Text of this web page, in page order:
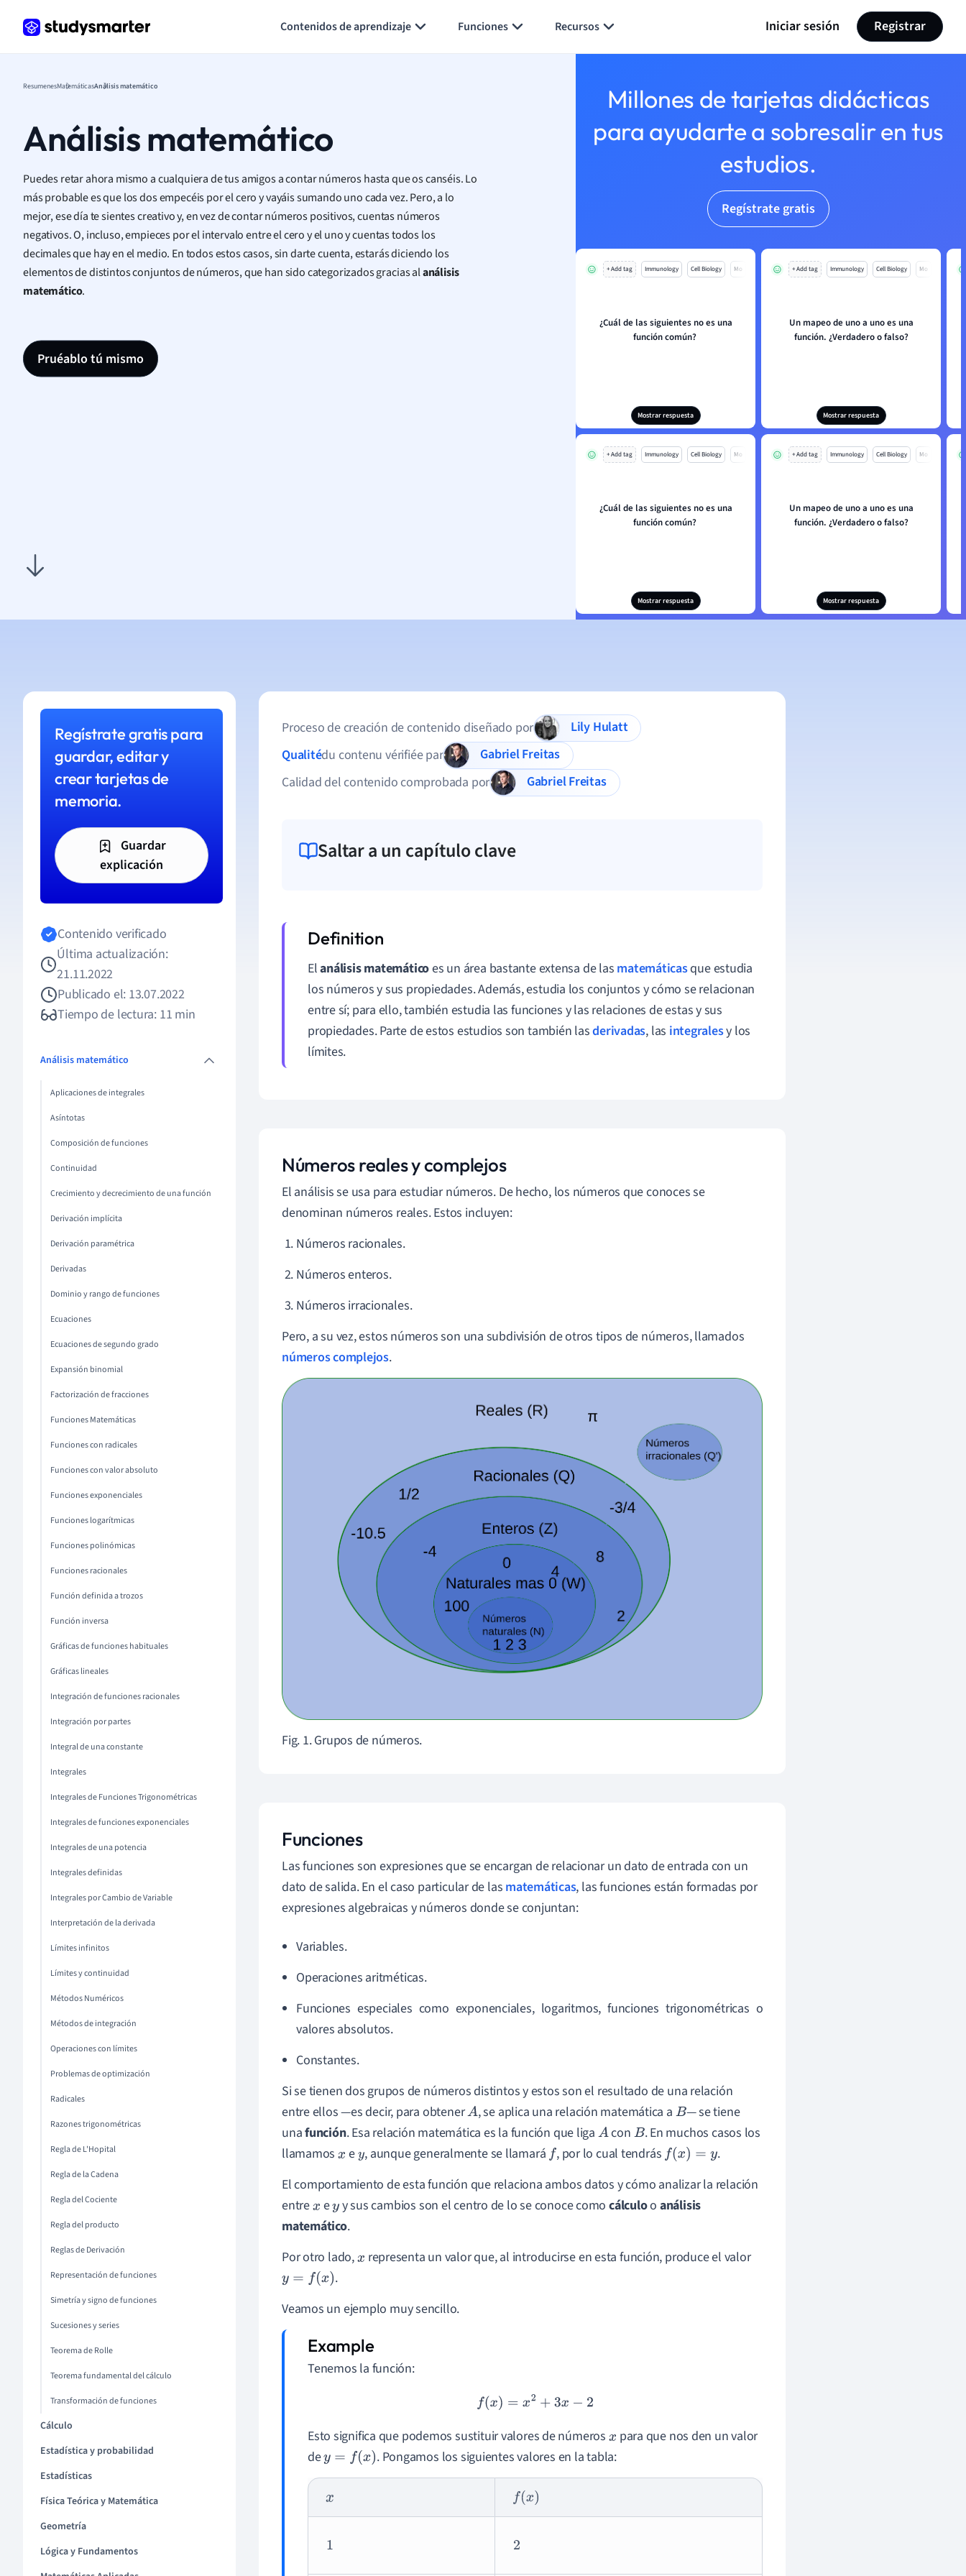
Contenidos de aprendizaje Funciones Recursos Iniciar sesión Registrar
ResumenesMatemáticasAnálisis matemático
Análisis matemático
Puedes retar ahora mismo a cualquiera de tus amigos a contar números hasta que os canséis. Lo
más probable es que los dos empecéis por el cero y vayáis sumando uno cada vez. Pero, a lo
mejor, ese día te sientes creativo y, en vez de contar números positivos, cuentas números
negativos. O, incluso, empieces por el intervalo entre el cero y el uno y cuentas todos los
decimales que hay en el medio. En todos estos casos, sin darte cuenta, estarás diciendo los
elementos de distintos conjuntos de números, que han sido categorizados gracias alanálisis
matemático.
Pruéablo tú mismo
Millones de tarjetas didácticas
para ayudarte a sobresalir en tus
estudios.
Regístrate gratis
+ Add tag Immunology Cell Biology Mo
¿Cuál de las siguientes no es una
función común?
Mostrar respuesta
+ Add tag Immunology Cell Biology Mo
Un mapeo de uno a uno es una
función. ¿Verdadero o falso?
Mostrar respuesta
+ Add tag Immunology Cell Biology Mo
¿Cuál de las siguientes no es una
función común?
Mostrar respuesta
+ Add tag Immunology Cell Biology Mo
Un mapeo de uno a uno es una
función. ¿Verdadero o falso?
Mostrar respuesta
Regístrate gratis para
guardar, editar y
crear tarjetas de
memoria.
Guardar
explicación
Contenido verificado
Última actualización:
21.11.2022
Publicado el: 13.07.2022
Tiempo de lectura: 11 min
Análisis matemático
Aplicaciones de integrales
Asíntotas
Composición de funciones
Continuidad
Crecimiento y decrecimiento de una función
Derivación implícita
Derivación paramétrica
Derivadas
Dominio y rango de funciones
Ecuaciones
Ecuaciones de segundo grado
Expansión binomial
Factorización de fracciones
Funciones Matemáticas
Funciones con radicales
Funciones con valor absoluto
Funciones exponenciales
Funciones logarítmicas
Funciones polinómicas
Funciones racionales
Función definida a trozos
Función inversa
Gráficas de funciones habituales
Gráficas lineales
Integración de funciones racionales
Integración por partes
Integral de una constante
Integrales
Integrales de Funciones Trigonométricas
Integrales de funciones exponenciales
Integrales de una potencia
Integrales definidas
Integrales por Cambio de Variable
Interpretación de la derivada
Límites infinitos
Límites y continuidad
Métodos Numéricos
Métodos de integración
Operaciones con límites
Problemas de optimización
Radicales
Razones trigonométricas
Regla de L'Hopital
Regla de la Cadena
Regla del Cociente
Regla del producto
Reglas de Derivación
Representación de funciones
Simetría y signo de funciones
Sucesiones y series
Teorema de Rolle
Teorema fundamental del cálculo
Transformación de funciones
Cálculo
Estadística y probabilidad
Estadísticas
Física Teórica y Matemática
Geometría
Lógica y Fundamentos
Proceso de creación de contenido diseñado por
Lily Hulatt
Qualitédu contenu vérifiée par
Gabriel Freitas
Calidad del contenido comprobada por
Gabriel Freitas
Saltar a un capítulo clave
Elanálisis matemáticoes un área bastante extensa de las matemáticasque estudia
los números y sus propiedades. Además, estudia los conjuntos y cómo se relacionan
entre sí; para ello, también estudia las funciones y las relaciones de estas y sus
propiedades. Parte de estos estudios son también lasderivadas, las integralesy los
límites.
Números reales y complejos
El análisis se usa para estudiar números. De hecho, los números que conoces se
denominan números reales. Estos incluyen:
Números racionales.
Números enteros.
Números irracionales.
Pero, a su vez, estos números son una subdivisión de otros tipos de números, llamados
números complejos.
Fig. 1. Grupos de números.
Funciones
Las funciones son expresiones que se encargan de relacionar un dato de entrada con un
dato de salida. En el caso particular de las matemáticas, las funciones están formadas por
expresiones algebraicas y números donde se conjuntan:
Variables.
Operaciones aritméticas.
Funciones especiales como exponenciales, logaritmos, funciones trigonométricas o
valores absolutos.
Constantes.
Si se tienen dos grupos de números distintos y estos son el resultado de una relación
entre ellos —es decir, para obtenerA , se aplica una relación matemática a B— se tiene
unafunción. Esa relación matemática es la función que liga A con B. En muchos casos los
llamamosx ey, aunque generalmente se llamará f , por lo cual tendrás f(x)=y
.
El comportamiento de esta función que relaciona ambos datos y cómo analizar la relación
entrex ey y sus cambios son el centro de lo se conoce comocálculoo análisis
matemático.
Por otro lado,x representa un valor que, al introducirse en esta función, produce el valor
y=f(x )
.
Veamos un ejemplo muy sencillo.
Tenemos la función:
(x) =x2 +3x−2
Esto significa que podemos sustituir valores de números x para que nos den un valor
dey=f(x ) . Pongamos los siguientes valores en la tabla:
x f(x)
1 2